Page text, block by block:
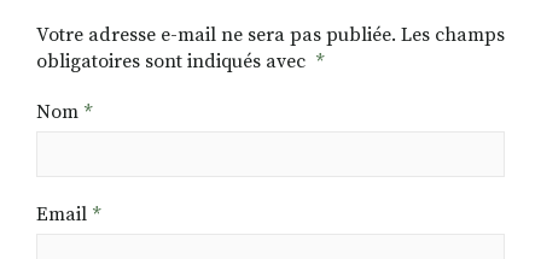
Votre adresse e-mail ne sera pas publiée. Les champs
obligatoires sont indiqués avec *
Nom *
Email *